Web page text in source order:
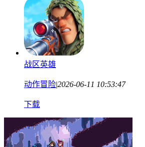
战区英雄
动作冒险|2026-06-11 10:53:47
下载